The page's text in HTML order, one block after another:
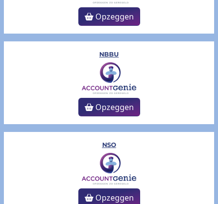
Opzeggen
NBBU
Opzeggen
NSO
Opzeggen